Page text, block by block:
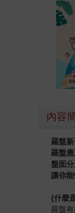
內容
羅盤
羅盤
盤面
讓你
{什麼
羅盤